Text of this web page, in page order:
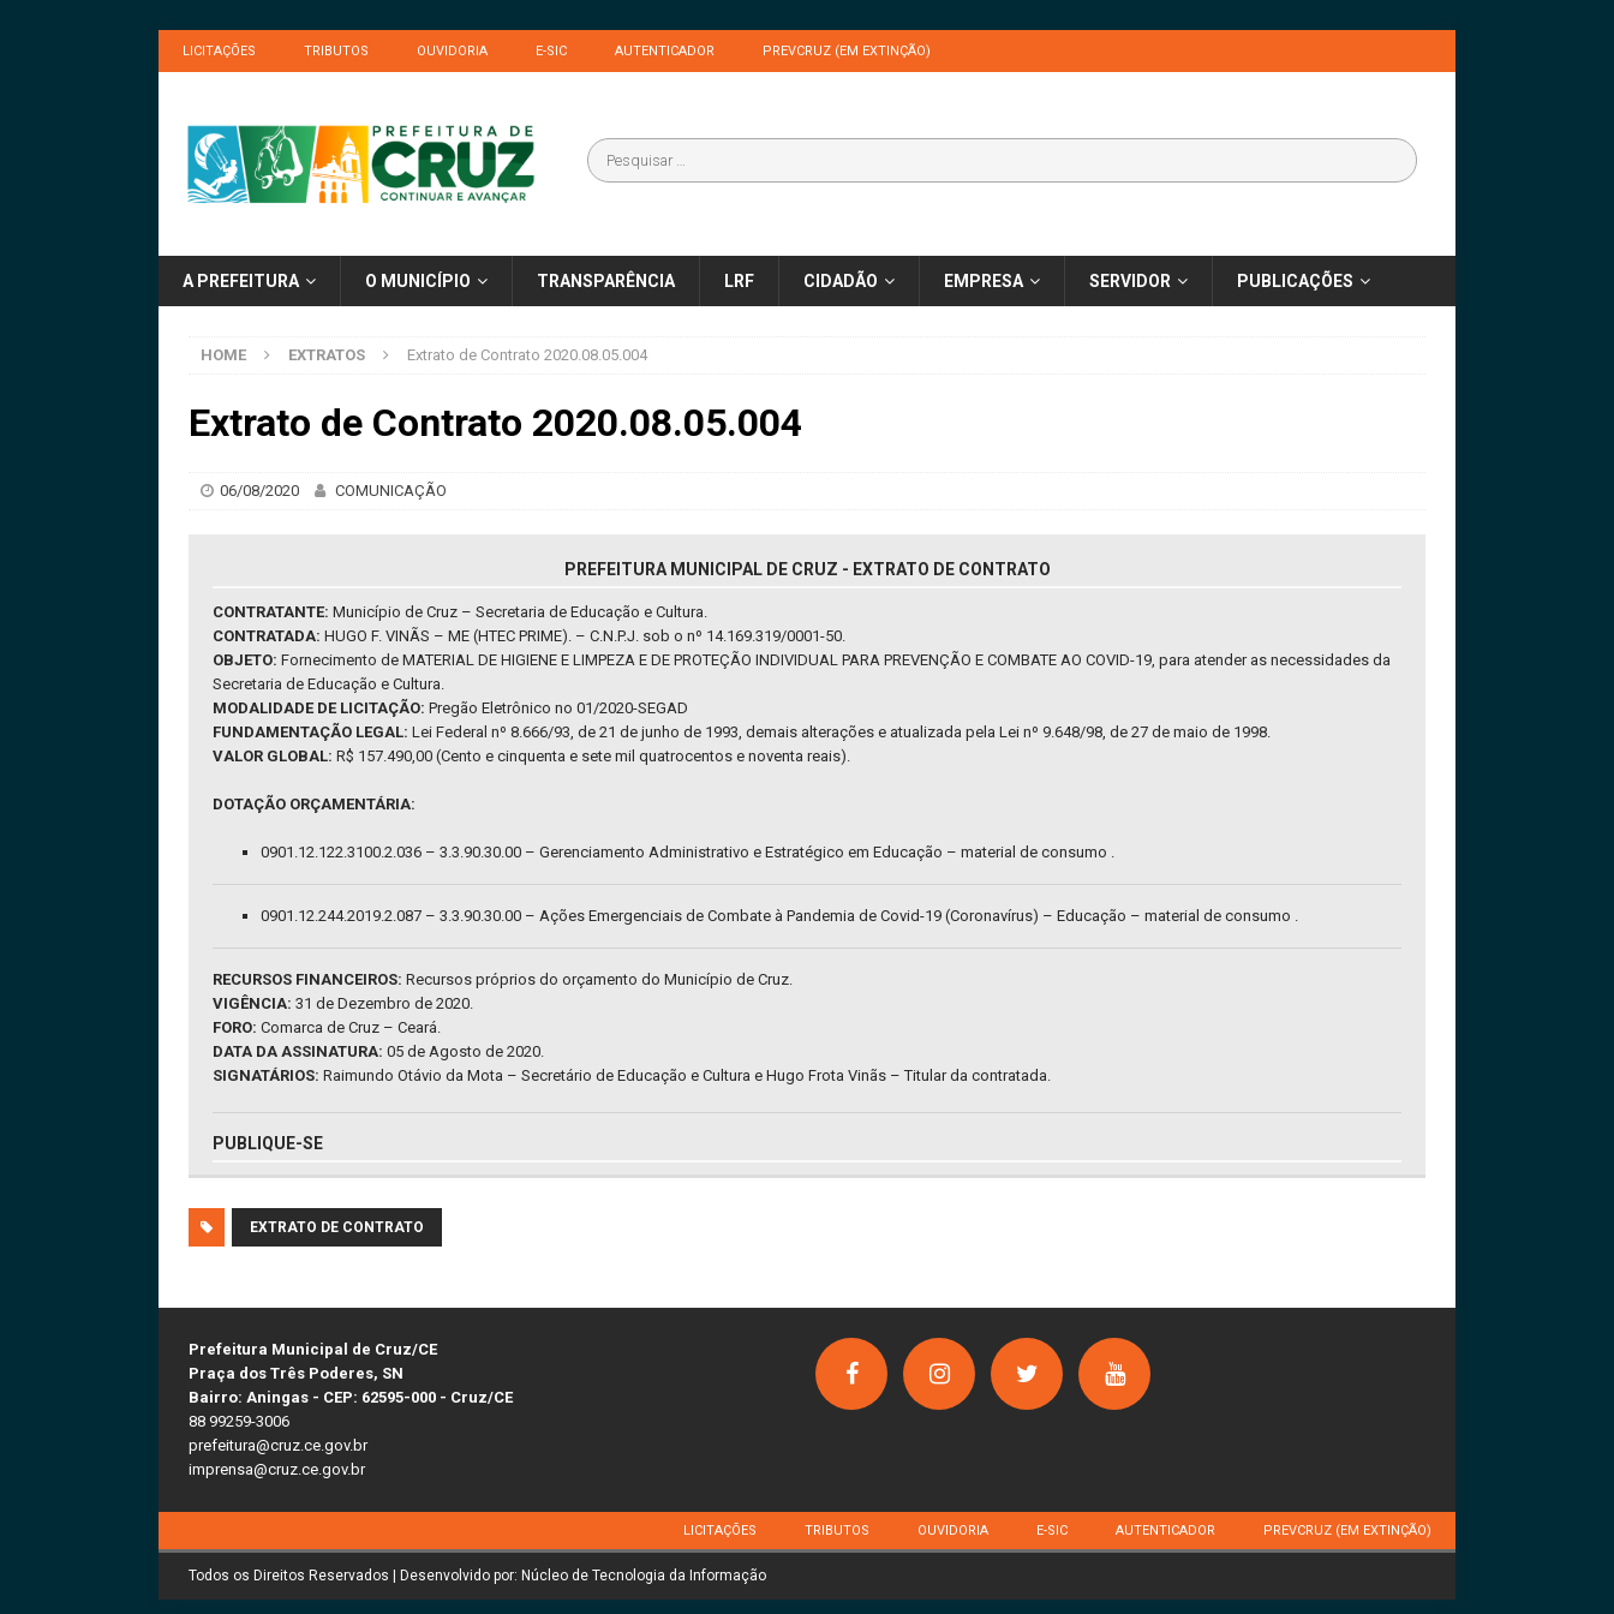
LICITAÇÕES TRIBUTOS OUVIDORIA E-SIC AUTENTICADOR PREVCRUZ (EM EXTINÇÃO)
A PREFEITURA O MUNICÍPIO TRANSPARÊNCIA LRF CIDADÃO EMPRESA SERVIDOR PUBLICAÇÕES
HOME EXTRATOS Extrato de Contrato 2020.08.05.004
Extrato de Contrato 2020.08.05.004
06/08/2020 COMUNICAÇÃO
PREFEITURA MUNICIPAL DE CRUZ - EXTRATO DE CONTRATO
CONTRATANTE: Município de Cruz – Secretaria de Educação e Cultura.
CONTRATADA: HUGO F. VINÃS – ME (HTEC PRIME). – C.N.P.J. sob o nº 14.169.319/0001-50.
OBJETO: Fornecimento de MATERIAL DE HIGIENE E LIMPEZA E DE PROTEÇÃO INDIVIDUAL PARA PREVENÇÃO E COMBATE AO COVID-19, para atender as necessidades da
Secretaria de Educação e Cultura.
MODALIDADE DE LICITAÇÃO: Pregão Eletrônico no 01/2020-SEGAD
FUNDAMENTAÇÃO LEGAL: Lei Federal nº 8.666/93, de 21 de junho de 1993, demais alterações e atualizada pela Lei nº 9.648/98, de 27 de maio de 1998.
VALOR GLOBAL: R$ 157.490,00 (Cento e cinquenta e sete mil quatrocentos e noventa reais).
DOTAÇÃO ORÇAMENTÁRIA:
0901.12.122.3100.2.036 – 3.3.90.30.00 – Gerenciamento Administrativo e Estratégico em Educação – material de consumo .
0901.12.244.2019.2.087 – 3.3.90.30.00 – Ações Emergenciais de Combate à Pandemia de Covid-19 (Coronavírus) – Educação – material de consumo .
RECURSOS FINANCEIROS: Recursos próprios do orçamento do Município de Cruz.
VIGÊNCIA: 31 de Dezembro de 2020.
FORO: Comarca de Cruz – Ceará.
DATA DA ASSINATURA: 05 de Agosto de 2020.
SIGNATÁRIOS: Raimundo Otávio da Mota – Secretário de Educação e Cultura e Hugo Frota Vinãs – Titular da contratada.
PUBLIQUE-SE
EXTRATO DE CONTRATO
Prefeitura Municipal de Cruz/CE
Praça dos Três Poderes, SN
Bairro: Aningas - CEP: 62595-000 - Cruz/CE
88 99259-3006
prefeitura@cruz.ce.gov.br
imprensa@cruz.ce.gov.br
LICITAÇÕES TRIBUTOS OUVIDORIA E-SIC AUTENTICADOR PREVCRUZ (EM EXTINÇÃO)
Todos os Direitos Reservados | Desenvolvido por: Núcleo de Tecnologia da Informação